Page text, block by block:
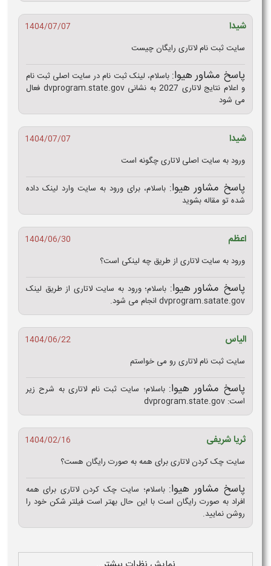
شیدا
1404/07/07
سایت ثبت نام لاتاری رایگان چیست
پاسخ مشاور هیوا: باسلام، لینک ثبت نام در سایت اصلی ثبت نام
و اعلام نتایج لاتاری 2027 به نشانی dvprogram.state.gov فعال
می شود
شیدا
1404/07/07
ورود به سایت اصلی لاتاری چگونه است
پاسخ مشاور هیوا: باسلام، برای ورود به سایت وارد لینک داده
شده تو مقاله بشوید
اعظم
1404/06/30
ورود به سایت لاتاری از طریق چه لینکی است؟
پاسخ مشاور هیوا: باسلام؛ ورود به سایت لاتاری از طریق لینک
dvprogram.satate.gov انجام می شود.
الیاس
1404/06/22
سایت ثبت نام لاتاری رو می خواستم
پاسخ مشاور هیوا: باسلام؛ سایت ثبت نام لاتاری به شرح زیر
است: dvprogram.state.gov
ثریا شریفی
1404/02/16
سایت چک کردن لاتاری برای همه به صورت رایگان هست؟
پاسخ مشاور هیوا: باسلام؛ سایت چک کردن لاتاری برای همه
افراد به صورت رایگان است با این حال بهتر است فیلتر شکن خود را
روشن نمایید.